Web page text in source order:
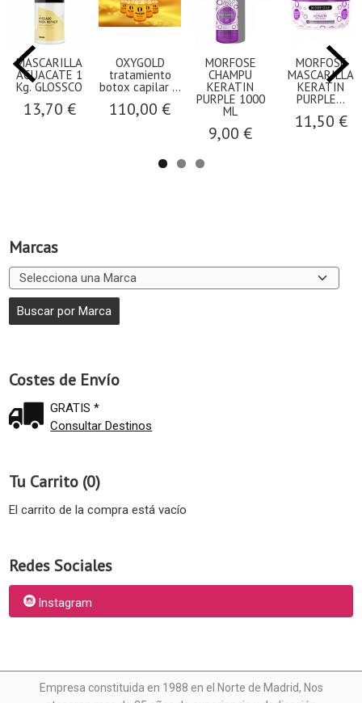
Marcas
Costes de Envío
GRATIS *
Consultar Destinos
Tu Carrito (0)
El carrito de la compra está vacío
Redes Sociales
Instagram
MASCARILLA
AGUACATE 1
Kg. GLOSSCO
13,70 €
OXYGOLD
tratamiento
botox capilar ...
110,00 €
MORFOSE
CHAMPU
KERATIN
PURPLE 1000
ML
9,00 €
MORFOSE
MASCARILLA
KERATIN
PURPLE...
11,50 €
Empresa constituida en 1988 en el Norte de Madrid, Nos